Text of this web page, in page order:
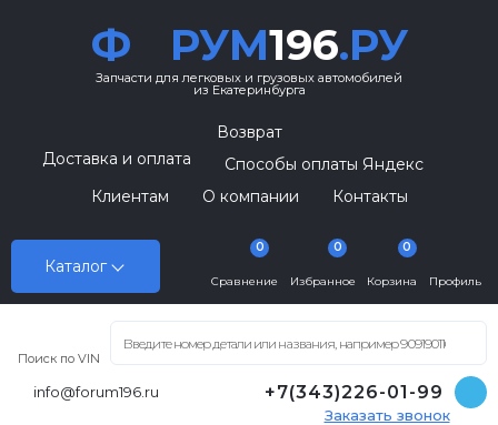
Ф РУМ196.РУ
Запчасти для легковых и грузовых автомобилей
из Екатеринбурга
Каталог
Возврат
Доставка и оплата
Способы оплаты Яндекс
Клиентам
О компании Контакты
Сравнение
0
Избранное
0
Корзина
0
Профиль
Поиск по VIN
info@forum196.ru +7(343)226-01-99
Заказать звонок